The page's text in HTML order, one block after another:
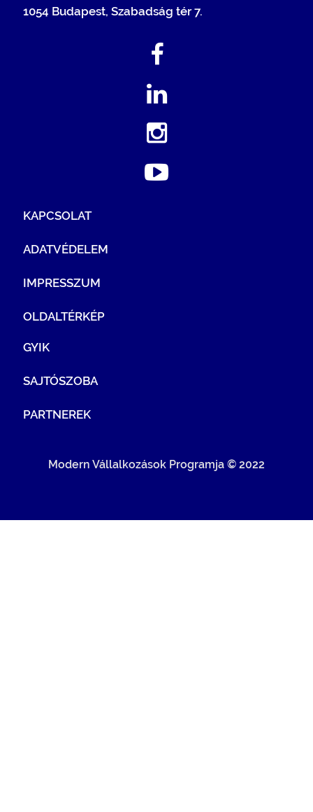
1054 Budapest, Szabadság tér 7.
KAPCSOLAT
ADATVÉDELEM
IMPRESSZUM
OLDALTÉRKÉP
GYIK
SAJTÓSZOBA
PARTNEREK
Modern Vállalkozások Programja © 2022